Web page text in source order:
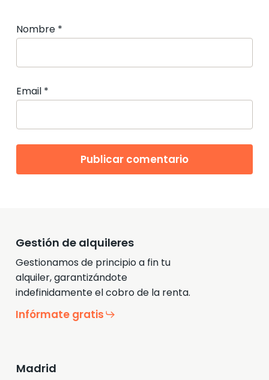
Nombre *
Email *
Gestión de alquileres
Gestionamos de principio a fin tu
alquiler, garantizándote
indefinidamente el cobro de la renta.
Infórmate gratis
Madrid